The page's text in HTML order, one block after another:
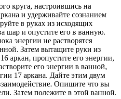
круга, настроившись на
и удерживайте сознанием
в руках из исходящих
шар и опустите его в ванную.
энергии не растворятся
Затем вытащите руки из
аркан, пропустите его энергии,
его энергии в ванной,
17 аркана. Дайте этим двум
Опишите что вы
Затем полежите в этой ванной.